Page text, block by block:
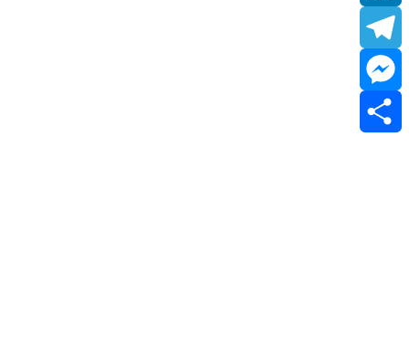
LinkedIn
Telegram
Messenger